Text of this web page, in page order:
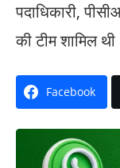
पदाधिकारी,
की टीम शामिल
Facebook